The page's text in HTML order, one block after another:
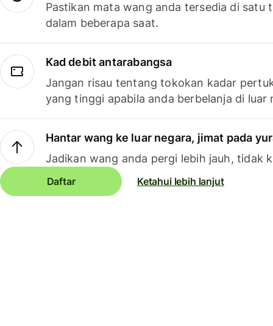
Pastikan mata wang anda tersedia di satu
dalam beberapa saat.
Kad debit antarabangsa
Jangan risau tentang tokokan kadar
yang tinggi apabila anda berbelanja di luar
Hantar wang ke luar negara, jimat pada
Jadikan wang anda pergi lebih jauh, tidak
Daftar Ketahui lebih lanjut